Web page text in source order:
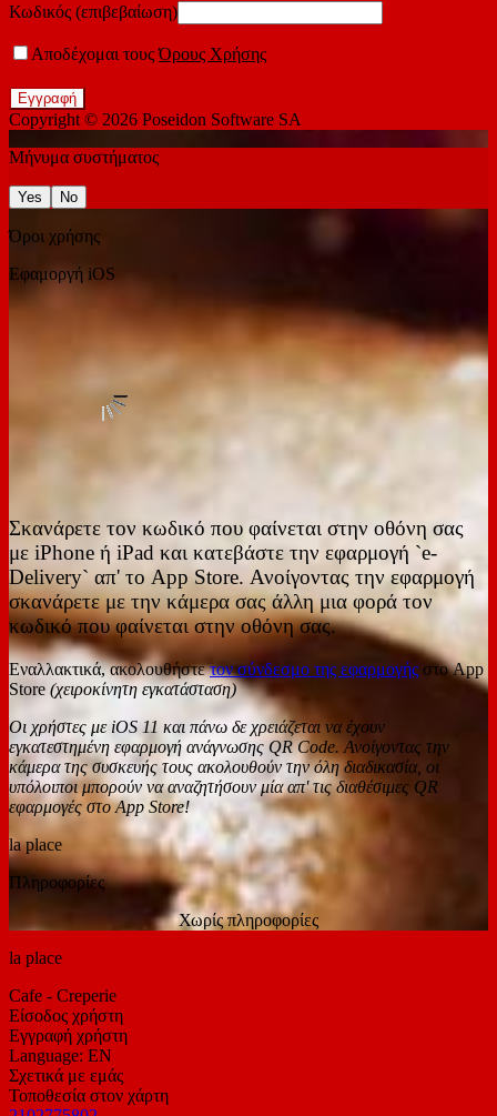
Κωδικός (επιβεβαίωση)
Αποδέχομαι τουςΌρους Χρήσης
Εγγραφή
Copyright © 2026 Poseidon Software SA
Μήνυμα συστήματος
Yes No
Όροι χρήσης
Εφαμοργή iOS
Σκανάρετε τον κωδικό που φαίνεται στην οθόνη σας
με iPhone ή iPad και κατεβάστε την εφαρμογή `e-
Delivery` απ' το App Store. Ανοίγοντας την εφαρμογή
σκανάρετε με την κάμερα σας άλλη μια φορά τον
κωδικό που φαίνεται στην οθόνη σας.
Εναλλακτικά, ακολουθήστετον σύνδεσμο της εφαρμογής στο App
Store (χειροκίνητη εγκατάσταση)
Οι χρήστες με iOS 11 και πάνω δε χρειάζεται να έχουν
εγκατεστημένη εφαρμογή ανάγνωσης QR Code. Ανοίγοντας την
κάμερα της συσκευής τους ακολουθούν την όλη διαδικασία, οι
υπόλοιποι μπορούν να αναζητήσουν μία απ' τις διαθέσιμες QR
εφαρμογές στο App Store!
la place
Πληροφορίες
Χωρίς πληροφορίες
la place
Cafe - Creperie
Είσοδος χρήστη
Εγγραφή χρήστη
Language: EN
Σχετικά με εμάς
Τοποθεσία στον χάρτη